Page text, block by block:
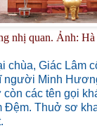
nhị quan. Ảnh:
chùa, Giác Lâm
người Minh
còn các tên gọi
Đệm. Thuở sơ